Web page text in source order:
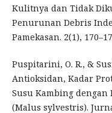
Kulitnya dan Tidak
Penurunan Debris
Pamekasan. 2(1),
Puspitarini, O. R., &
Antioksidan, Kadar
Susu Kambing dengan
(Malus sylvestris).